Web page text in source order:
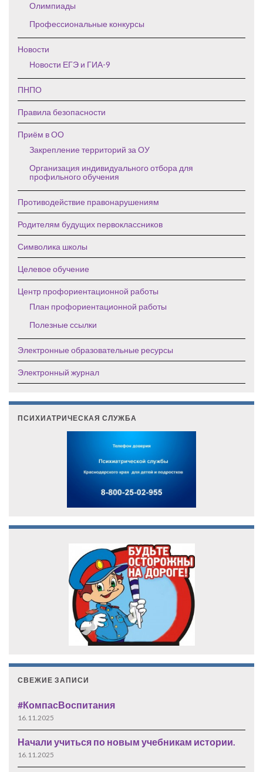
Олимпиады
Профессиональные конкурсы
Новости
Новости ЕГЭ и ГИА-9
ПНПО
Правила безопасности
Приём в ОО
Закрепление территорий за ОУ
Организация индивидуального отбора для
профильного обучения
Противодействие правонарушениям
Родителям будущих первоклассников
Символика школы
Целевое обучение
Центр профориентационной работы
План профориентационной работы
Полезные ссылки
Электронные образовательные ресурсы
Электронный журнал
ПСИХИАТРИЧЕСКАЯ СЛУЖБА
СВЕЖИЕ ЗАПИСИ
#КомпасВоспитания
16.11.2025
Начали учиться по новым учебникам истории.
16.11.2025